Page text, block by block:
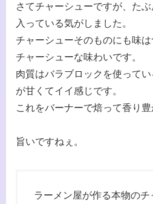
さてチャーシューですが、たぶ
入っている気がしました。
チャーシューそのものにも味
チャーシューな味わいです。
肉質はバラブロックを使って
が甘くてイイ感じです。
これをバーナーで焙って香り豊
旨いですねぇ。
ラーメン屋が作る本物の